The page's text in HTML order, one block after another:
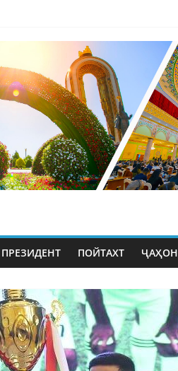
ПРЕЗИДЕНТ ПОЙТАХТ ҶАҲОН